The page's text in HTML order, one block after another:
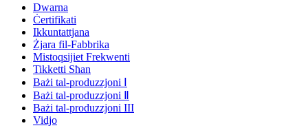
Dwarna
Ċertifikati
Ikkuntattjana
Żjara fil-Fabbrika
Mistoqsijiet Frekwenti
Tikketti Sħan
Bażi tal-produzzjoni Ⅰ
Bażi tal-produzzjoni Ⅱ
Bażi tal-produzzjoni III
Vidjo